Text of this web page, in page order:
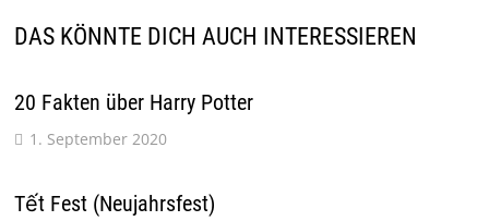
DAS KÖNNTE DICH AUCH INTERESSIEREN
20 Fakten über Harry Potter
1. September 2020
Tết Fest (Neujahrsfest)